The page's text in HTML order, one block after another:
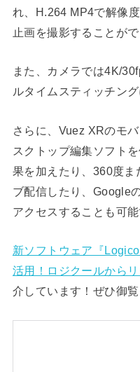
れ、H.264 MP4で解像
止画を撮影することが
また、カメラでは4K/
ルタイムスティッチン
さらに、Vuez XRのモ
スクトップ編集ソフト
果を加えたり、360度ま
ブ配信したり、Google
アクセスすることも可
新ソフトウェア『
活用！ロジクールからリ
介しています！ぜひ御覧